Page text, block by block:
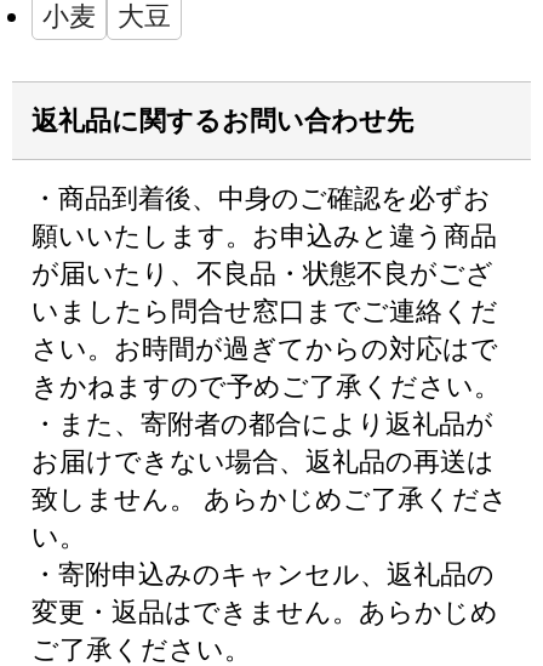
小麦 大豆
返礼品に関するお問い合わせ先
・商品到着後、中身のご確認を必ずお
願いいたします。お申込みと違う商品
が届いたり、不良品・状態不良がござ
いましたら問合せ窓口までご連絡くだ
さい。お時間が過ぎてからの対応はで
きかねますので予めご了承ください。
・また、寄附者の都合により返礼品が
お届けできない場合、返礼品の再送は
致しません。 あらかじめご了承くださ
い。
・寄附申込みのキャンセル、返礼品の
変更・返品はできません。あらかじめ
ご了承ください。